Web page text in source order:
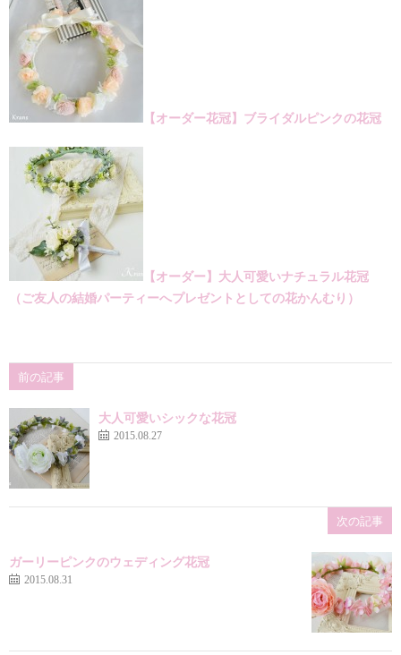
【オーダー花冠】ブライダルピンクの花冠
【オーダー】大人可愛いナチュラル花冠
（ご友人の結婚パーティーへプレゼントとしての花かんむり）
前の記事
大人可愛いシックな花冠
2015.08.27
次の記事
ガーリーピンクのウェディング花冠
2015.08.31